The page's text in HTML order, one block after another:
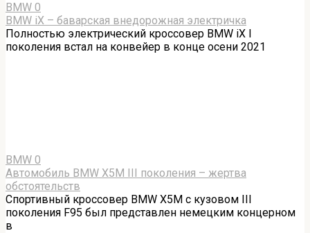
BMW 0
BMW iX – баварская внедорожная электричка
Полностью электрический кроссовер BMW iX I
поколения встал на конвейер в конце осени 2021
BMW 0
Автомобиль BMW X5M III поколения – жертва
обстоятельств
Спортивный кроссовер BMW X5M с кузовом III
поколения F95 был представлен немецким концерном
в